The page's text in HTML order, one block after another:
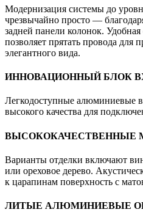
Модернизация системы до
чрезвычайно просто —
задней панели колонок.
позволяет прятать провода для
элегантного вида.
ИННОВАЦИОННЫЙ БЛОК
Легкодоступные алюминиевые
высокого качества для
ВЫСОКОКАЧЕСТВЕННЫЕ
Варианты отделки включают
или ореховое дерево.
к царапинам поверхность с
ЛИТЫЕ АЛЮМИНИЕВЫЕ